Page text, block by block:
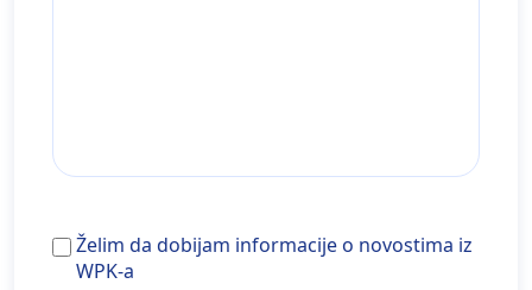
ŽelimŽelim da dobijam informacije o novostima iz
WPK-a